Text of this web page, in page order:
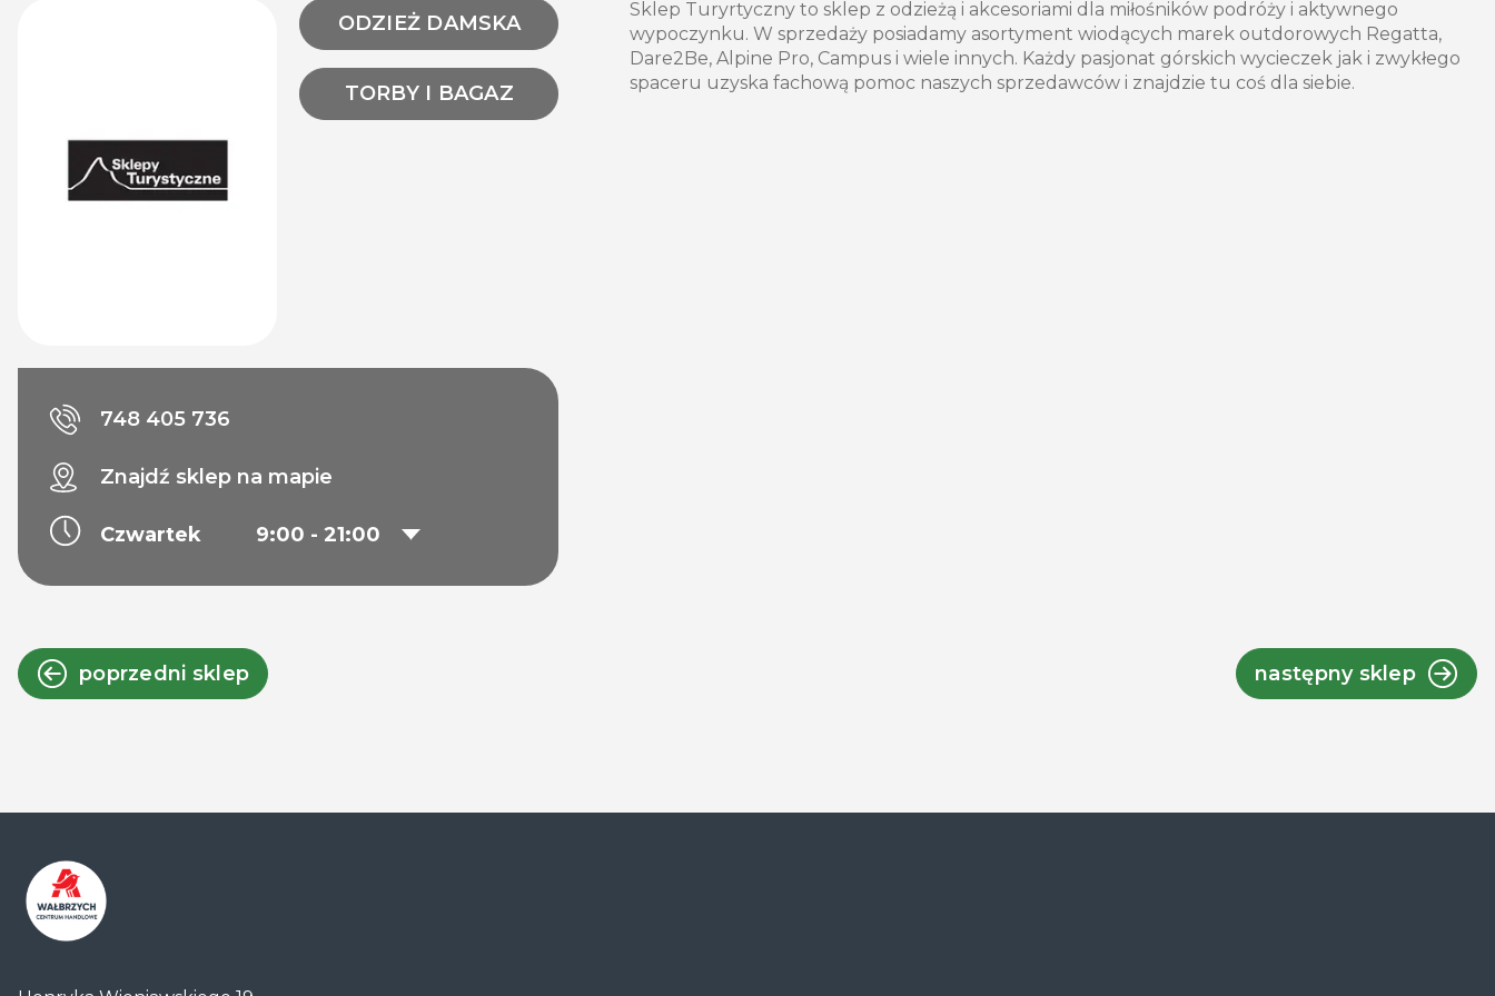
ODZIEŻ DAMSKA
TORBY I BAGAZ
748 405 736
Znajdź sklep na mapie
Czwartek 9:00 - 21:00
Sklep Turyrtyczny to sklep z odzieżą i akcesoriami dla miłośników podróży i aktywnego
wypoczynku. W sprzedaży posiadamy asortyment wiodących marek outdorowych Regatta,
Dare2Be, Alpine Pro, Campus i wiele innych. Każdy pasjonat górskich wycieczek jak i zwykłego
spaceru uzyska fachową pomoc naszych sprzedawców i znajdzie tu coś dla siebie.
poprzedni sklep następny sklep
Handlowe